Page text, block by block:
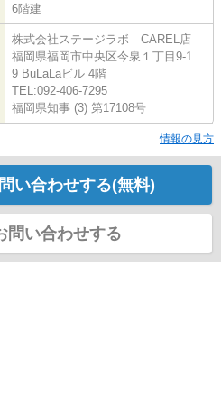
6階建
株式会社ステージラボ CAREL店
福岡県福岡市中央区今泉１丁目9-1
9 BuLaLaビル 4階
TEL:092-406-7295
福岡県知事 (3) 第17108号
情報の見方
い合わせする(無料)
問い合わせする